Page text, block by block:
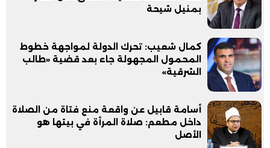
بمنيل شيحة
كمال شعيب: تحرك الدولة لمواجهة خطوط
المحمول المجهولة جاء بعد قضية «طالب
الشرقية»
أسامة قابيل عن واقعة منع فتاة من الصلاة
داخل مطعم: صلاة المرأة في بيتها هو
الأصل